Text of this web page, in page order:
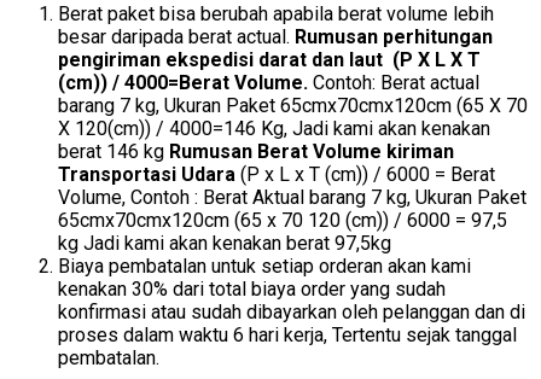
Berat paket bisa berubah apabila berat volume lebih
besar daripada berat actual. Rumusan perhitungan
pengiriman ekspedisi darat dan laut (P X L X T
(cm)) / 4000=Berat Volume. Contoh: Berat actual
barang 7 kg, Ukuran Paket 65cmx70cmx120cm (65 X 70
X 120(cm)) / 4000=146 Kg, Jadi kami akan kenakan
berat 146 kg Rumusan Berat Volume kiriman
Transportasi Udara (P x L x T (cm)) / 6000 = Berat
Volume, Contoh : Berat Aktual barang 7 kg, Ukuran Paket
65cmx70cmx120cm (65 x 70 120 (cm)) / 6000 = 97,5
kg Jadi kami akan kenakan berat 97,5kg
Biaya pembatalan untuk setiap orderan akan kami
kenakan 30% dari total biaya order yang sudah
konfirmasi atau sudah dibayarkan oleh pelanggan dan di
proses dalam waktu 6 hari kerja, Tertentu sejak tanggal
pembatalan.